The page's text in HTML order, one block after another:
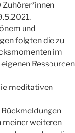
Zuhörer*innen
und
folgten die zu
im
Ressourcen
meditativen
Rückmeldungen
meiner weiteren